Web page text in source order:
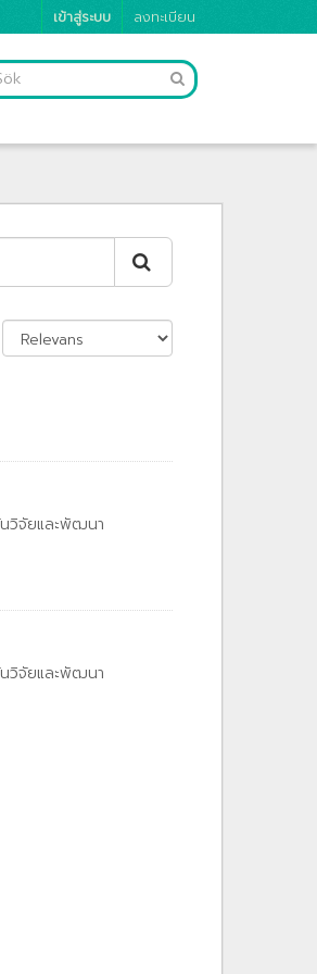
เข้าสู่ระบบ ลงทะเบียน
วิจัยและพัฒนา
วิจัยและพัฒนา